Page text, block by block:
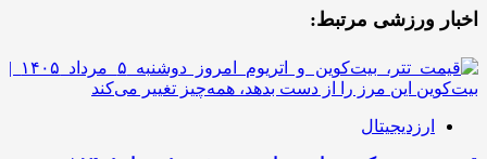
اخبار ورزشی مرتبط:
ارزدیجیتال